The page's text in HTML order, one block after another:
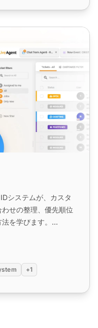
システムが、カスタ
せの整理、優先順位
を学びます。...
+1